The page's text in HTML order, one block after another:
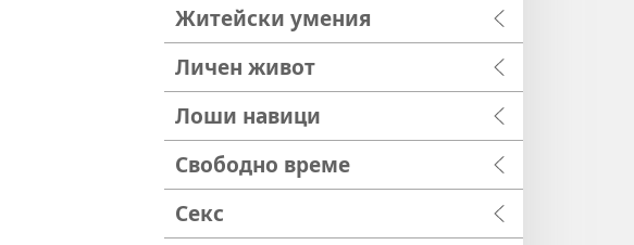
Житейски умения
Личен живот
Лоши навици
Свободно време
Секс